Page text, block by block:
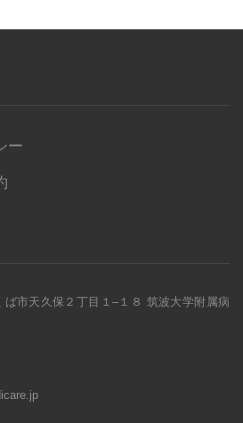
ー
ば市天久保２丁目１–１８ 筑波大学附属病